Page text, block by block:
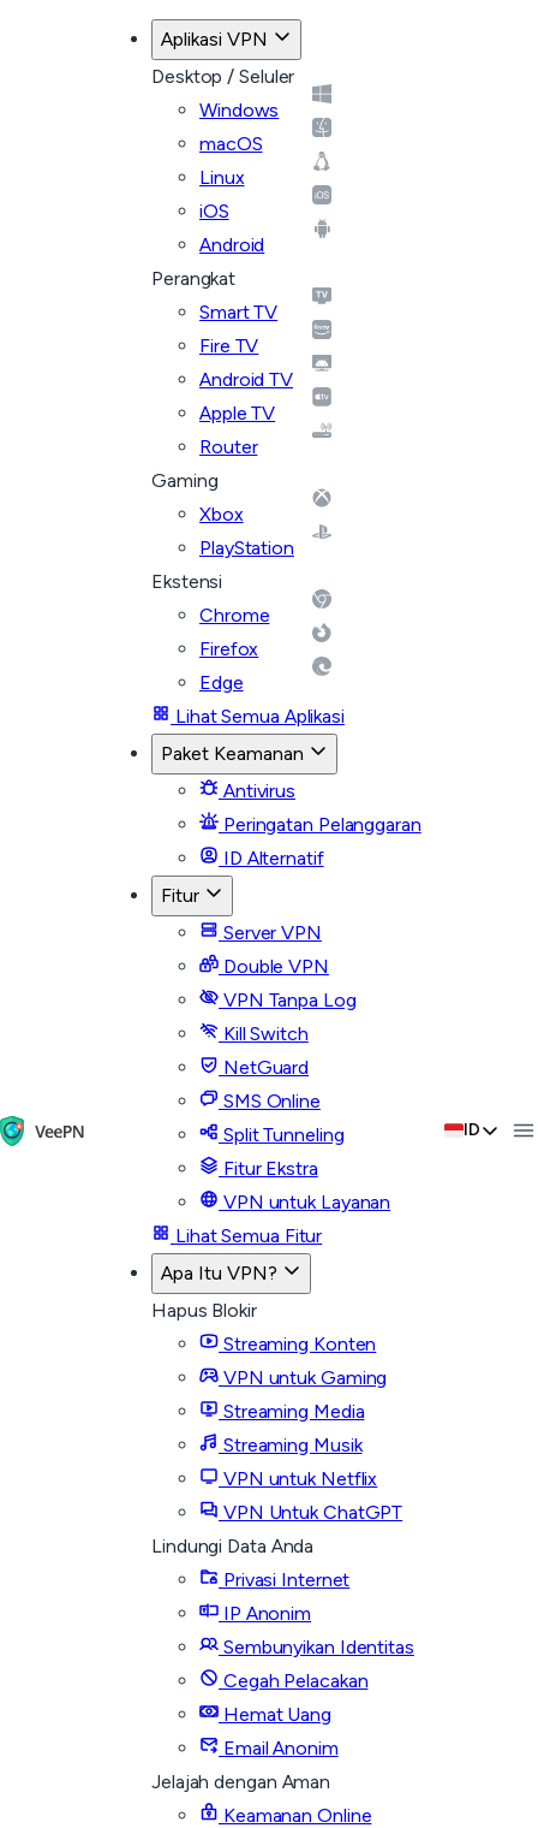
Aplikasi VPN
Desktop / Seluler
Windows
macOS
Linux
iOS
Android
Perangkat
Smart TV
Fire TV
Android TV
Apple TV
Router
Gaming
Xbox
PlayStation
Ekstensi
Chrome
Firefox
Edge
Lihat Semua Aplikasi
Paket Keamanan
Antivirus
Peringatan Pelanggaran
ID Alternatif
Fitur
Server VPN
Double VPN
VPN Tanpa Log
Kill Switch
NetGuard
SMS Online
Split Tunneling
Fitur Ekstra
VPN untuk Layanan
Lihat Semua Fitur
Apa Itu VPN?
Hapus Blokir
Streaming Konten
VPN untuk Gaming
Streaming Media
Streaming Musik
VPN untuk Netflix
VPN Untuk ChatGPT
Lindungi Data Anda
Privasi Internet
IP Anonim
Sembunyikan Identitas
Cegah Pelacakan
Hemat Uang
Email Anonim
Jelajah dengan Aman
Keamanan Online
ID